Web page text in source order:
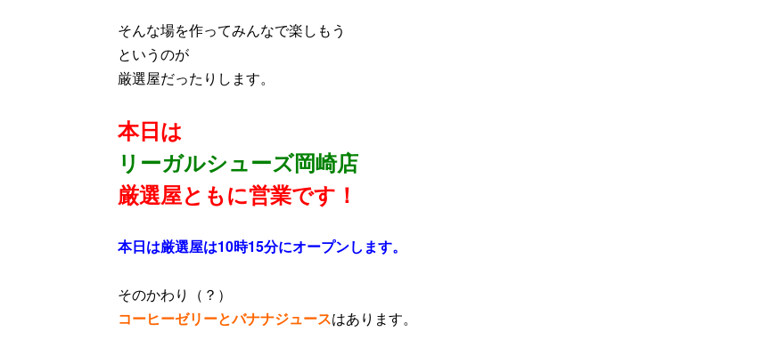
そんな場を作ってみんなで楽しもう
というのが
厳選屋だったりします。
本日は
リーガルシューズ岡崎店
厳選屋ともに営業です！
本日は厳選屋は10時15分にオープンします。
そのかわり（？）
コーヒーゼリーとバナナジュースはあります。